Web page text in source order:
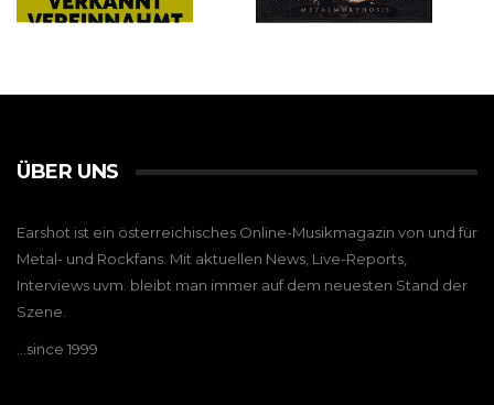
ÜBER UNS
Earshot ist ein österreichisches Online-Musikmagazin von und für
Metal- und Rockfans. Mit aktuellen News, Live-Reports,
Interviews uvm. bleibt man immer auf dem neuesten Stand der
Szene.
…since 1999